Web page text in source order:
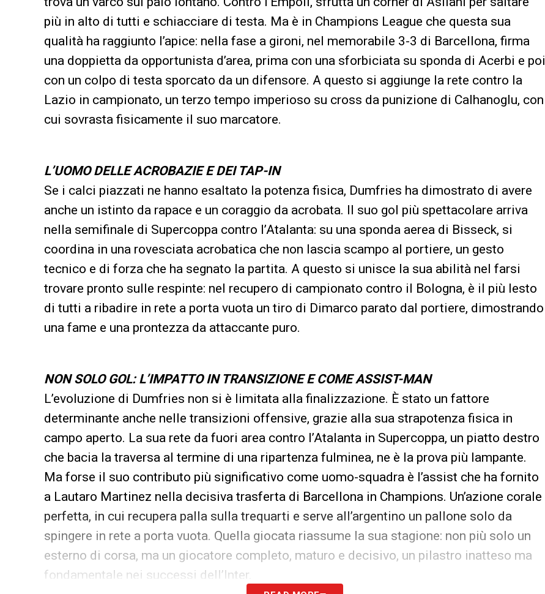
più in alto di tutti e schiacciare di testa. Ma è in Champions League che questa sua
qualità ha raggiunto l’apice: nella fase a gironi, nel memorabile 3-3 di Barcellona, firma
una doppietta da opportunista d’area, prima con una sforbiciata su sponda di Acerbi e poi
con un colpo di testa sporcato da un difensore. A questo si aggiunge la rete contro la
Lazio in campionato, un terzo tempo imperioso su cross da punizione di Calhanoglu, con
cui sovrasta fisicamente il suo marcatore.
L’UOMO DELLE ACROBAZIE E DEI TAP-IN
Se i calci piazzati ne hanno esaltato la potenza fisica, Dumfries ha dimostrato di avere
anche un istinto da rapace e un coraggio da acrobata. Il suo gol più spettacolare arriva
nella semifinale di Supercoppa contro l’Atalanta: su una sponda aerea di Bisseck, si
coordina in una rovesciata acrobatica che non lascia scampo al portiere, un gesto
tecnico e di forza che ha segnato la partita. A questo si unisce la sua abilità nel farsi
trovare pronto sulle respinte: nel recupero di campionato contro il Bologna, è il più lesto
di tutti a ribadire in rete a porta vuota un tiro di Dimarco parato dal portiere, dimostrando
una fame e una prontezza da attaccante puro.
NON SOLO GOL: L’IMPATTO IN TRANSIZIONE E COME ASSIST-MAN
L’evoluzione di Dumfries non si è limitata alla finalizzazione. È stato un fattore
determinante anche nelle transizioni offensive, grazie alla sua strapotenza fisica in
campo aperto. La sua rete da fuori area contro l’Atalanta in Supercoppa, un piatto destro
che bacia la traversa al termine di una ripartenza fulminea, ne è la prova più lampante.
Ma forse il suo contributo più significativo come uomo-squadra è l’assist che ha fornito
a Lautaro Martinez nella decisiva trasferta di Barcellona in Champions. Un’azione corale
perfetta, in cui recupera palla sulla trequarti e serve all’argentino un pallone solo da
spingere in rete a porta vuota. Quella giocata riassume la sua stagione: non più solo un
esterno di corsa, ma un giocatore completo, maturo e decisivo, un pilastro inatteso ma
fondamentale nei successi dell’Inter.